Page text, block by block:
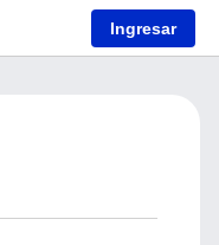
Ingresar